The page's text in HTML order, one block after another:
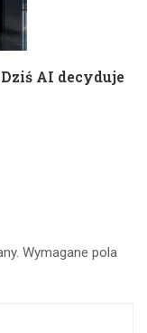
AI decyduje
Wymagane pola